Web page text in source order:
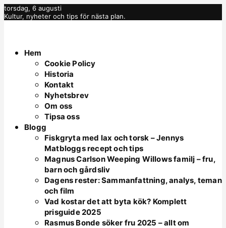
torsdag, 6 augusti
Kultur, nyheter och tips för nästa plan.
Hem
Cookie Policy
Historia
Kontakt
Nyhetsbrev
Om oss
Tipsa oss
Blogg
Fiskgryta med lax och torsk – Jennys
Matbloggs recept och tips
Magnus Carlson Weeping Willows familj – fru,
barn och gårdsliv
Dagens rester: Sammanfattning, analys, teman
och film
Vad kostar det att byta kök? Komplett
prisguide 2025
Rasmus Bonde söker fru 2025 – allt om